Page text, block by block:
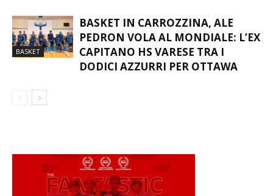
BASKET
BASKET IN CARROZZINA, ALE
PEDRON VOLA AL MONDIALE: L’EX
CAPITANO HS VARESE TRA I
DODICI AZZURRI PER OTTAWA